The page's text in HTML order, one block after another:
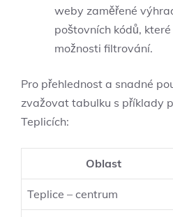
weby zaměřené
poštovních kódů,
možnosti filtrování.
Pro přehlednost a snadné
zvažovat tabulku s příklady
Teplicích:
Oblast
Teplice – centrum